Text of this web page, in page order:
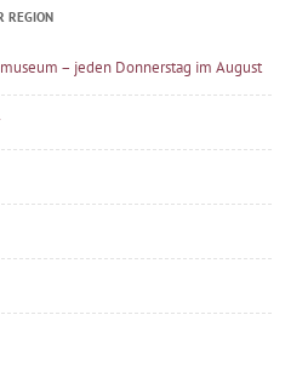
REGION
– jeden Donnerstag im August